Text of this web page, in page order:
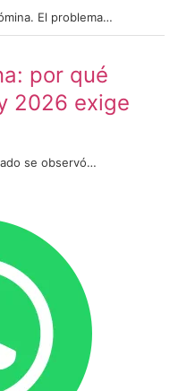
El problema…
por qué
2026 exige
se observó…